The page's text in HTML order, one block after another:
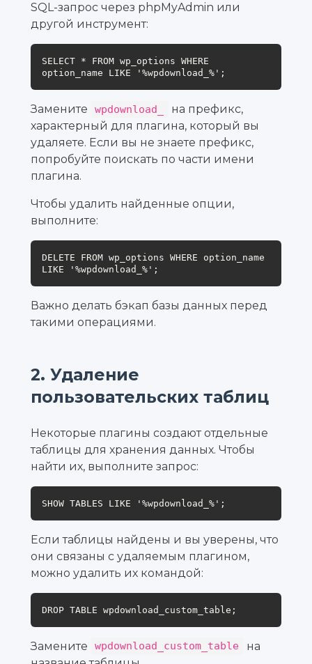
SQL-запрос через phpMyAdmin или
другой инструмент:
SELECT * FROM wp_options WHERE
option_name LIKE '%wpdownload_%';
Замените wpdownload_
на префикс,
характерный для плагина, который вы
удаляете. Если вы не знаете префикс,
попробуйте поискать по части имени
плагина.
Чтобы удалить найденные опции,
выполните:
DELETE FROM wp_options WHERE option_name
LIKE '%wpdownload_%';
Важно делать бэкап базы данных перед
такими операциями.
2. Удаление
пользовательских таблиц
Некоторые плагины создают отдельные
таблицы для хранения данных. Чтобы
найти их, выполните запрос:
SHOW TABLES LIKE '%wpdownload_%';
Если таблицы найдены и вы уверены, что
они связаны с удаляемым плагином,
можно удалить их командой:
DROP TABLE wpdownload_custom_table;
Замените wpdownload_custom_table
на